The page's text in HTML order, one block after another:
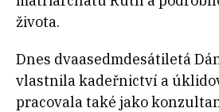
života.
Dnes dvaasedmdesátiletá
vlastnila kadeřnictví a
pracovala také jako